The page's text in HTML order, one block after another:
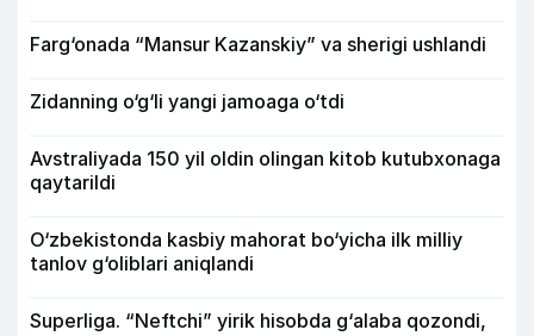
Farg‘onada “Mansur Kazanskiy” va sherigi ushlandi
Zidanning o‘g‘li yangi jamoaga o‘tdi
Avstraliyada 150 yil oldin olingan kitob kutubxonaga
qaytarildi
O‘zbekistonda kasbiy mahorat bo‘yicha ilk milliy
tanlov g‘oliblari aniqlandi
Superliga. “Neftchi” yirik hisobda g‘alaba qozondi,